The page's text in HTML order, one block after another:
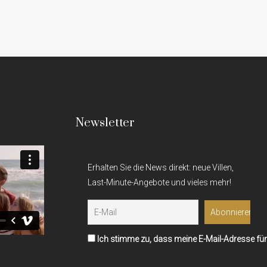
Newsletter
Erhalten Sie die News direkt: neue Villen,
Last-Minute-Angebote und vieles mehr!
Ich stimme zu, dass meine E-Mail-Adresse